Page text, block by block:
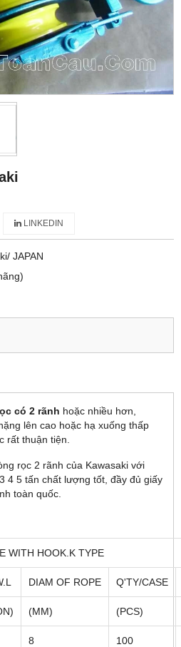
LINKEDIN
JAPAN
có 2 rãnh hoặc nhiều hơn,
lên cao hoặc hạ xuống thấp
rất thuận tiện.
rọc 2 rãnh của Kawasaki với
4 5 tấn chất lượng tốt, đầy đủ giấy
toàn quốc.
WITH HOOK.K TYPE
DIAM OF ROPE Q'TY/CASE
(MM) (PCS)
8 100